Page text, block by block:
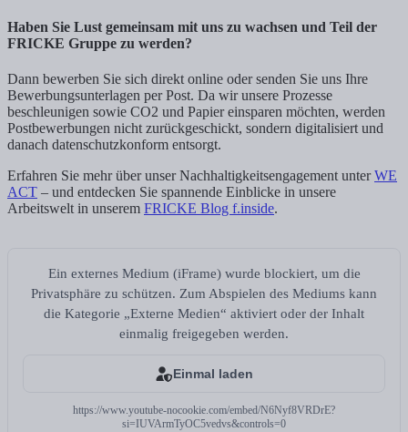
Haben Sie Lust gemeinsam mit uns zu wachsen und Teil der
FRICKE Gruppe zu werden?
Dann bewerben Sie sich direkt online oder senden Sie uns Ihre
Bewerbungsunterlagen per Post. Da wir unsere Prozesse
beschleunigen sowie CO2 und Papier einsparen möchten, werden
Postbewerbungen nicht zurückgeschickt, sondern digitalisiert und
danach datenschutzkonform entsorgt.
Erfahren Sie mehr über unser Nachhaltigkeitsengagement unterWE
ACT – und entdecken Sie spannende Einblicke in unsere
Arbeitswelt in unserem FRICKE Blog f.inside.
Ein externes Medium (iFrame) wurde blockiert, um die
Privatsphäre zu schützen. Zum Abspielen des Mediums kann
die Kategorie „Externe Medien“ aktiviert oder der Inhalt
einmalig freigegeben werden.
Einmal laden
https://www.youtube-nocookie.com/embed/N6Nyf8VRDrE?
si=IUVArmTyOC5vedvs&controls=0